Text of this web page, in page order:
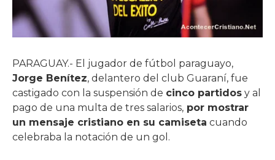
PARAGUAY.- El jugador de fútbol paraguayo,
Jorge Benítez, delantero del club Guaraní, fue
castigado con la suspensión de cinco partidos y al
pago de una multa de tres salarios, por mostrar
un mensaje cristiano en su camiseta cuando
celebraba la notación de un gol.